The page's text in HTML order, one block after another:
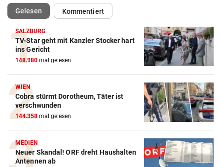
Gelesen(ausgewählt)Kommentiert
SALZBURG
TV-Star geht mit Kanzler Stocker hart
ins Gericht
148.980 mal gelesen
WIEN
Cobra stürmt Dorotheum, Täter ist
verschwunden
144.358 mal gelesen
MEDIEN
Neuer Skandal! ORF dreht Haushalten
Antennen ab